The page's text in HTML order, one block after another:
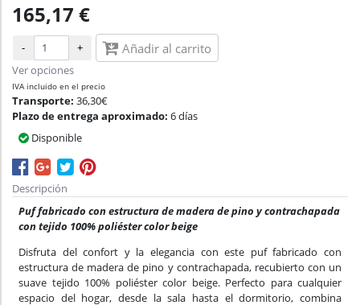
165,17 €
- + Añadir al carrito
Ver opciones
IVA incluido en el precio
Transporte: 36,30€
Plazo de entrega aproximado: 6 días
Disponible
Descripción
Puf fabricado con estructura de madera de pino y contrachapada
con tejido 100% poliéster color beige
Disfruta del confort y la elegancia con este puf fabricado con
estructura de madera de pino y contrachapada, recubierto con un
suave tejido 100% poliéster color beige. Perfecto para cualquier
espacio del hogar, desde la sala hasta el dormitorio, combina